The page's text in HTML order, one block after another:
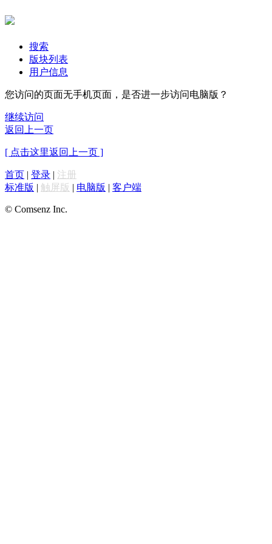
搜索
版块列表
用户信息
您访问的页面无手机页面，是否进一步访问电脑版？
继续访问
返回上一页
[ 点击这里返回上一页 ]
首页 | 登录 | 注册
标准版 | 触屏版 | 电脑版 | 客户端
© Comsenz Inc.